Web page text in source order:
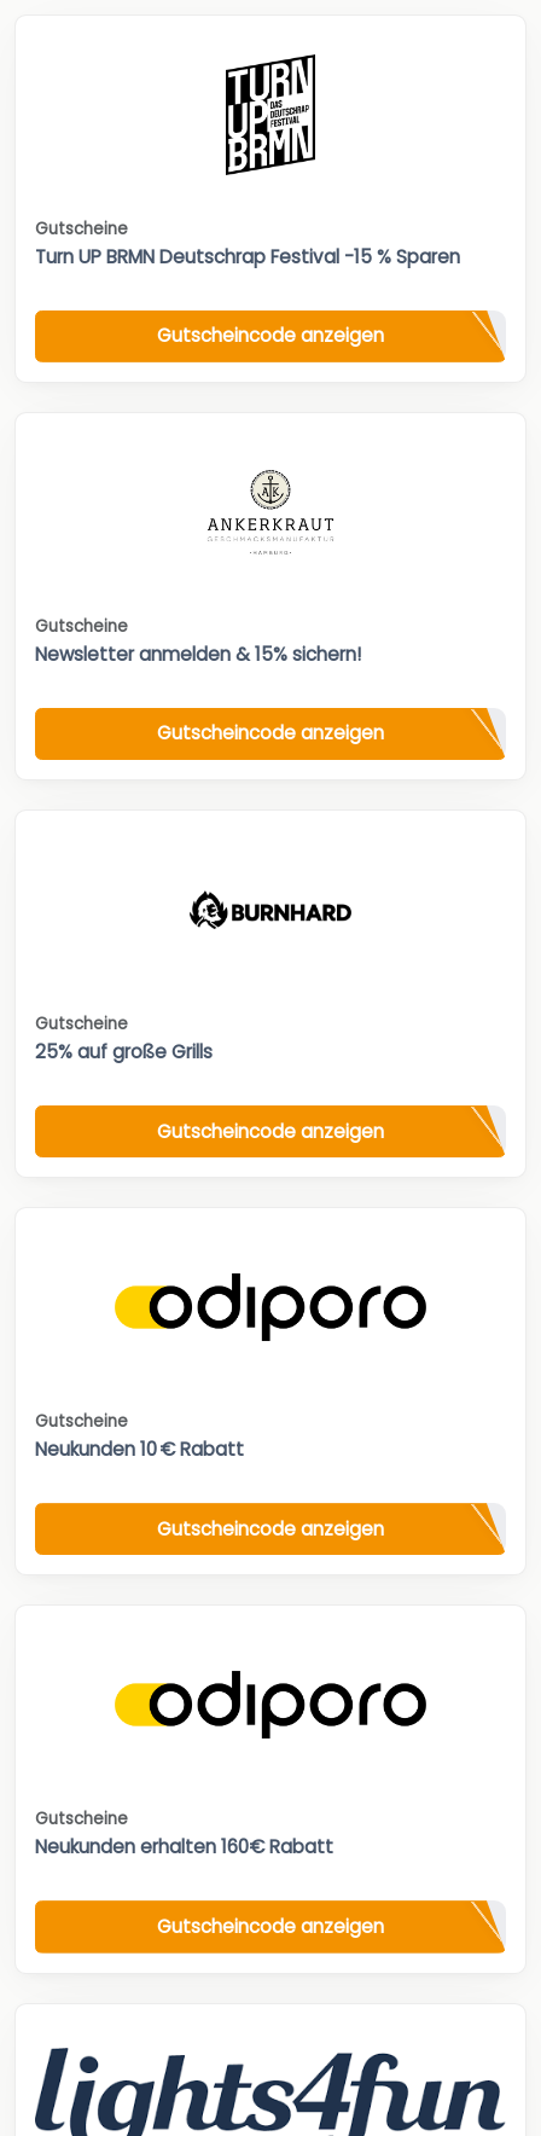
Gutscheine
Turn UP BRMN Deutschrap Festival -15 % Sparen
Gutscheincode anzeigen
Gutscheine
Newsletter anmelden & 15% sichern!
Gutscheincode anzeigen
Gutscheine
25% auf große Grills
Gutscheincode anzeigen
Gutscheine
Neukunden 10 € Rabatt
Gutscheincode anzeigen
Gutscheine
Neukunden erhalten 160€ Rabatt
Gutscheincode anzeigen